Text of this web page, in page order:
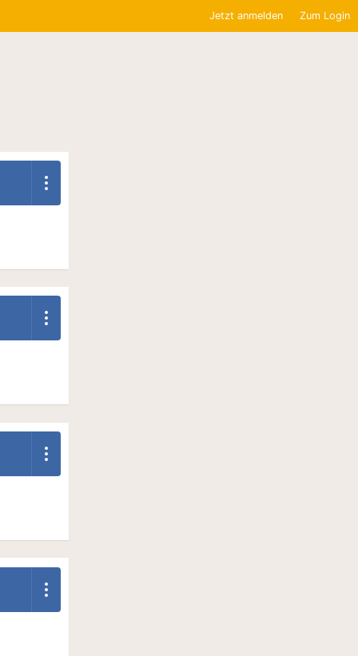
Jetzt anmelden Zum Login